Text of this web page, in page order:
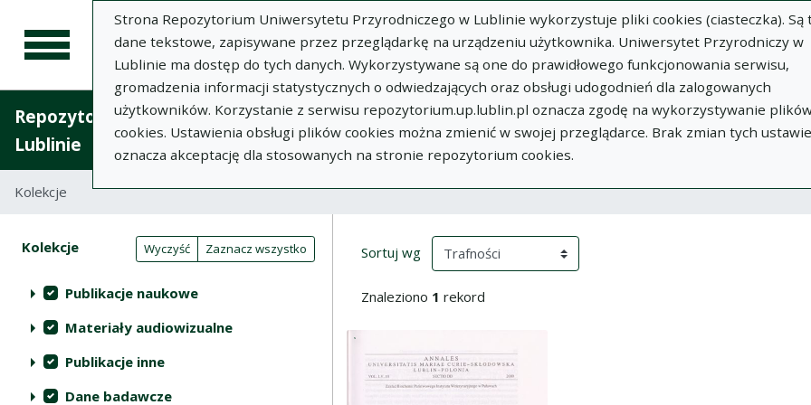
Strona Repozytorium Uniwersytetu Przyrodniczego w Lublinie wykorzystuje pliki cookies (ciasteczka). Są
dane tekstowe, zapisywane przez przeglądarkę na urządzeniu użytkownika. Uniwersytet Przyrodniczy w
Lublinie ma dostęp do tych danych. Wykorzystywane są one do prawidłowego funkcjonowania serwisu,
gromadzenia informacji statystycznych o odwiedzających oraz obsługi udogodnień dla zalogowanych
użytkowników. Korzystanie z serwisu repozytorium.up.lublin.pl oznacza zgodę na wykorzystywanie
cookies. Ustawienia obsługi plików cookies można zmienić w swojej przeglądarce. Brak zmian tych
oznacza akceptację dla stosowanych na stronie repozytorium cookies.
Repozytorium Uniwersytetu Przyrodniczego w
Lublinie
Dodaj
publikację
O
Repozytorium
Dokumenty
Kolekcje
Widok kompaktowy wyników wyszukiwania
Filtry wyszukiwania (automatyczne przeładowanie treści)
Akcje na kolekcjach Wyczyść Zaznacz wszystko
Kolekcje (automatyczne przeładowanie treści)
Publikacje naukowe
Materiały audiowizualne
Publikacje inne
Dane badawcze
Wyniki wyszukiwania
Sortuj wg (automatyczne przeładowanie treści)
Znaleziono 1 rekord